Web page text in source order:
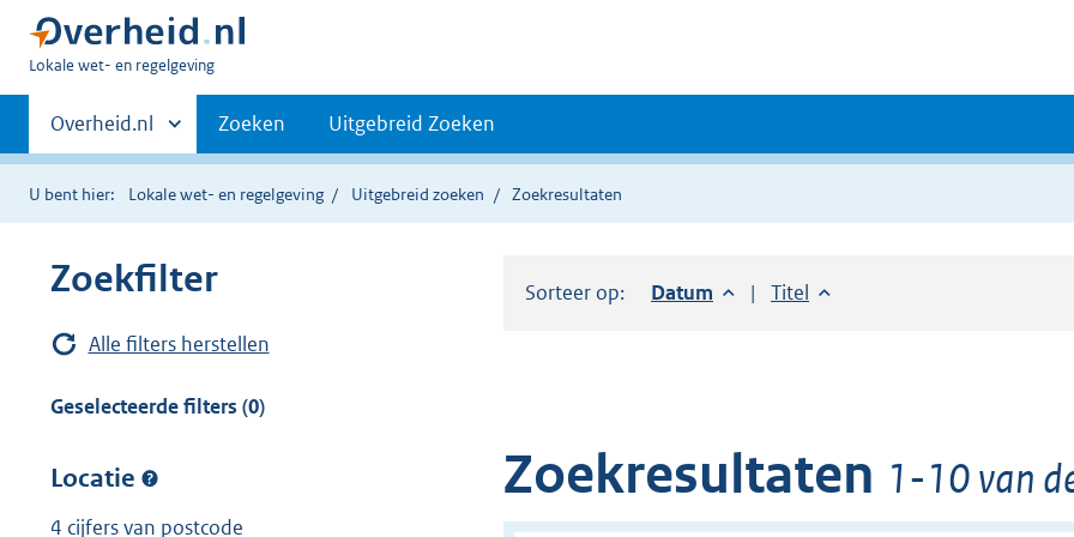
U
hier:
Lokale wet- en regelgeving
Primaire
navigatie
Andere
sites
binnen
Overheid.nl Zoeken Uitgebreid Zoeken
U bent hier: Lokale wet- en regelgeving Uitgebreid zoeken Zoekresultaten
Zoekfilter
Alle filters herstellen
Geselecteerde filters (0)
Locatie
4 cijfers van postcode
Sorteer op: Sorteer op:
Datum aflopendSorteer op:
Titel oplopend
Zoekresultaten 1-10 van